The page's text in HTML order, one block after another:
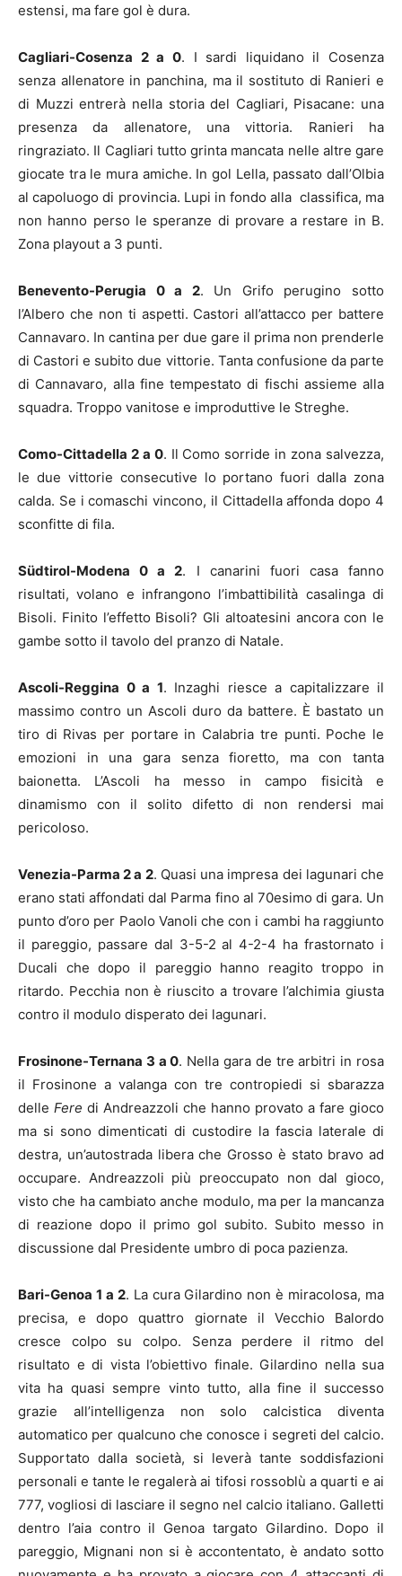
estensi, ma fare gol è dura.
Cagliari-Cosenza 2 a 0. I sardi liquidano il Cosenza
senza allenatore in panchina, ma il sostituto di Ranieri e
di Muzzi entrerà nella storia del Cagliari, Pisacane: una
presenza da allenatore, una vittoria. Ranieri ha
ringraziato. Il Cagliari tutto grinta mancata nelle altre gare
giocate tra le mura amiche. In gol Lella, passato dall’Olbia
al capoluogo di provincia. Lupi in fondo alla classifica, ma
non hanno perso le speranze di provare a restare in B.
Zona playout a 3 punti.
Benevento-Perugia 0 a 2. Un Grifo perugino sotto
l’Albero che non ti aspetti. Castori all’attacco per battere
Cannavaro. In cantina per due gare il prima non prenderle
di Castori e subito due vittorie. Tanta confusione da parte
di Cannavaro, alla fine tempestato di fischi assieme alla
squadra. Troppo vanitose e improduttive le Streghe.
Como-Cittadella 2 a 0. Il Como sorride in zona salvezza,
le due vittorie consecutive lo portano fuori dalla zona
calda. Se i comaschi vincono, il Cittadella affonda dopo 4
sconfitte di fila.
Südtirol-Modena 0 a 2. I canarini fuori casa fanno
risultati, volano e infrangono l’imbattibilità casalinga di
Bisoli. Finito l’effetto Bisoli? Gli altoatesini ancora con le
gambe sotto il tavolo del pranzo di Natale.
Ascoli-Reggina 0 a 1. Inzaghi riesce a capitalizzare il
massimo contro un Ascoli duro da battere. È bastato un
tiro di Rivas per portare in Calabria tre punti. Poche le
emozioni in una gara senza fioretto, ma con tanta
baionetta. L’Ascoli ha messo in campo fisicità e
dinamismo con il solito difetto di non rendersi mai
pericoloso.
Venezia-Parma 2 a 2. Quasi una impresa dei lagunari che
erano stati affondati dal Parma fino al 70esimo di gara. Un
punto d’oro per Paolo Vanoli che con i cambi ha raggiunto
il pareggio, passare dal 3-5-2 al 4-2-4 ha frastornato i
Ducali che dopo il pareggio hanno reagito troppo in
ritardo. Pecchia non è riuscito a trovare l’alchimia giusta
contro il modulo disperato dei lagunari.
Frosinone-Ternana 3 a 0. Nella gara de tre arbitri in rosa
il Frosinone a valanga con tre contropiedi si sbarazza
delle Fere di Andreazzoli che hanno provato a fare gioco
ma si sono dimenticati di custodire la fascia laterale di
destra, un’autostrada libera che Grosso è stato bravo ad
occupare. Andreazzoli più preoccupato non dal gioco,
visto che ha cambiato anche modulo, ma per la mancanza
di reazione dopo il primo gol subito. Subito messo in
discussione dal Presidente umbro di poca pazienza.
Bari-Genoa 1 a 2. La cura Gilardino non è miracolosa, ma
precisa, e dopo quattro giornate il Vecchio Balordo
cresce colpo su colpo. Senza perdere il ritmo del
risultato e di vista l’obiettivo finale. Gilardino nella sua
vita ha quasi sempre vinto tutto, alla fine il successo
grazie all’intelligenza non solo calcistica diventa
automatico per qualcuno che conosce i segreti del calcio.
Supportato dalla società, si leverà tante soddisfazioni
personali e tante le regalerà ai tifosi rossoblù a quarti e ai
777, vogliosi di lasciare il segno nel calcio italiano. Galletti
dentro l’aia contro il Genoa targato Gilardino. Dopo il
pareggio, Mignani non si è accontentato, è andato sotto